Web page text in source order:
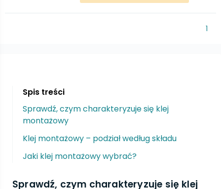
1
Spis treści
Sprawdź, czym charakteryzuje się klej
montażowy
Klej montażowy – podział według składu
Jaki klej montażowy wybrać?
Sprawdź, czym charakteryzuje się klej